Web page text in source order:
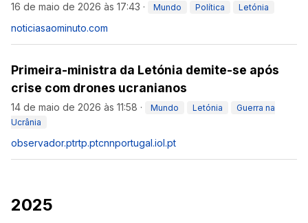
16 de maio de 2026 às 17:43 · Mundo Política Letónia
noticiasaominuto.com
Primeira-ministra da Letónia demite-se após
crise com drones ucranianos
14 de maio de 2026 às 11:58 · Mundo Letónia
Guerra na
Ucrânia
observador.ptrtp.ptcnnportugal.iol.pt
2025